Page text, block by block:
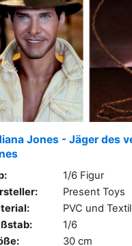
Jones - Jäger des
1/6 Figur
Present Toys
PVC und Textil
1/6
30 cm